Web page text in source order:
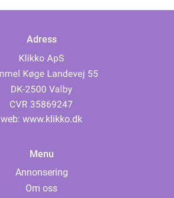
Adress
web: www.klikko.dk
Menu
Annonsering
Om oss